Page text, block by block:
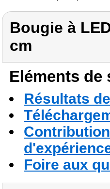
Bougie à
cm
Eléments
Résultats
Foire aux